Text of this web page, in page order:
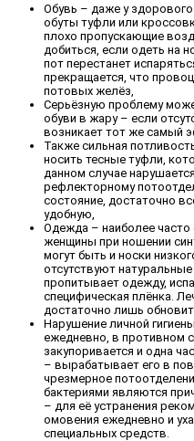
Обувь – даже у
обуты туфли или
плохо пропускающие
добиться, если одеть на
пот перестанет
прекращается, что
потовых желёз,
Серьёзную проблему
обуви в жару – если
возникает тот же самый
Также сильная
носить тесные туфли,
данном случае
рефлекторному
состояние, достаточно
удобную,
Одежда – наиболее
женщины при ношении
могут быть и носки
отсутствуют
пропитывает одежду,
специфическая плёнка.
достаточно лишь
Нарушение личной
ежедневно, в противном
закупоривается и одна
– вырабатывает его в
чрезмерное
бактериями являются
– для её устранения
омовения ежедневно и
специальных средств.